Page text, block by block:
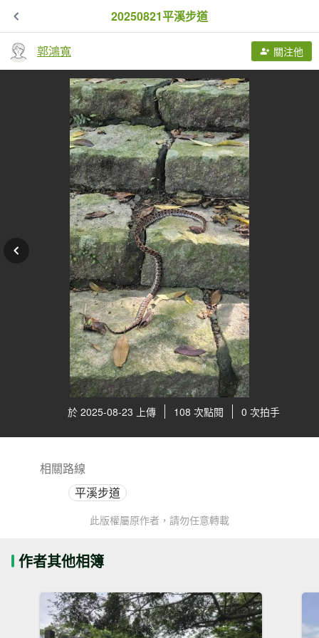
20250821平溪步道
郭鴻寬 關注他
於 2025-08-23 上傳 108 次點閱 0 次拍手
相關路線
平溪步道
此版權屬原作者，請勿任意轉載
作者其他相簿